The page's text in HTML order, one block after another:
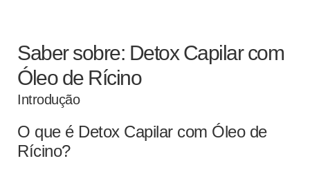
Saber sobre: Detox Capilar com
Óleo de Rícino
Introdução
O que é Detox Capilar com Óleo de
Rícino?